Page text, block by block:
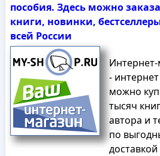
пособия. Здесь можно
книги, новинки,
всей России
-
можно
тысяч
автора и
по